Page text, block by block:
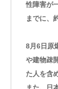
性障害が
までに、
8月6日原
や建物疎
た人を含